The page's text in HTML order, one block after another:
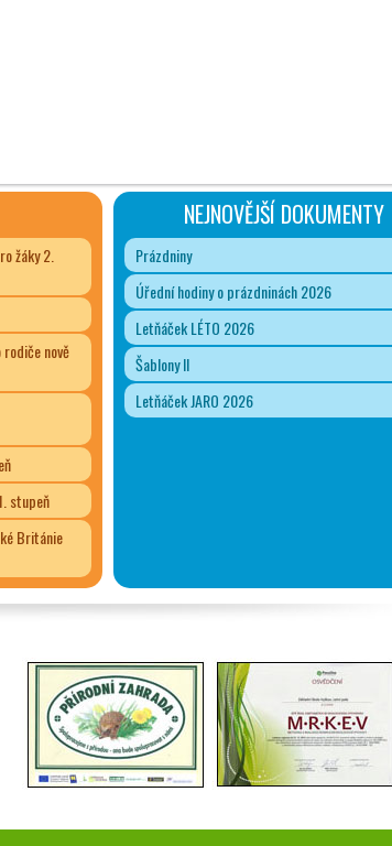
žáky 2.
nově
stupeň
Británie
NEJNOVĚJŠÍ DOKUMENTY
Prázdniny
Úřední hodiny o prázdninách 2026
Letňáček LÉTO 2026
Šablony II
Letňáček JARO 2026